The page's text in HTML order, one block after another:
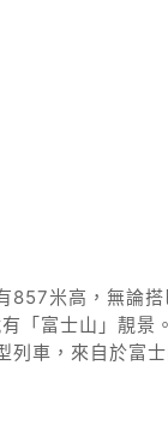
857米高，無論
「富士山」靚景
車，來自於富